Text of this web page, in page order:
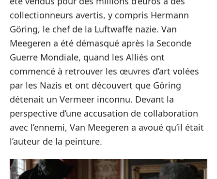
collectionneurs avertis, y compris Hermann
Göring, le chef de la Luftwaffe nazie. Van
Meegeren a été démasqué après la Seconde
Guerre Mondiale, quand les Alliés ont
commencé à retrouver les œuvres d’art volées
par les Nazis et ont découvert que Göring
détenait un Vermeer inconnu. Devant la
perspective d’une accusation de collaboration
avec l’ennemi, Van Meegeren a avoué qu’il était
l’auteur de la peinture.